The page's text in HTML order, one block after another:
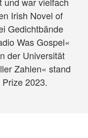
Irish Novel of
Gedichtbände
Was Gospel«
der Universität
Zahlen« stand
2023.